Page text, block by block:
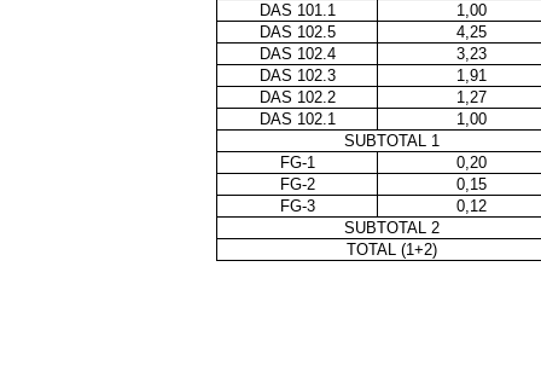
DAS 101.1
1,00
DAS 102.5
4,25
DAS 102.4
3,23
DAS 102.3
1,91
DAS 102.2
1,27
DAS 102.1
1,00
SUBTOTAL 1
FG-1
0,20
FG-2
0,15
FG-3
0,12
SUBTOTAL 2
TOTAL (1+2)